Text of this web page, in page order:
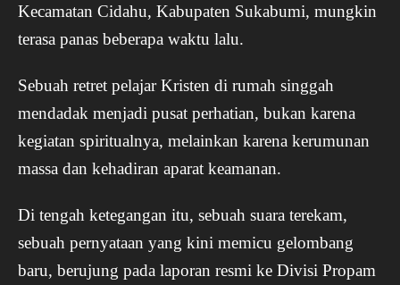
Kecamatan Cidahu, Kabupaten Sukabumi, mungkin
terasa panas beberapa waktu lalu.
Sebuah retret pelajar Kristen di rumah singgah
mendadak menjadi pusat perhatian, bukan karena
kegiatan spiritualnya, melainkan karena kerumunan
massa dan kehadiran aparat keamanan.
Di tengah ketegangan itu, sebuah suara terekam,
sebuah pernyataan yang kini memicu gelombang
baru, berujung pada laporan resmi ke Divisi Propam